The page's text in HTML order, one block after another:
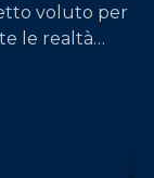
voluto per
le realtà